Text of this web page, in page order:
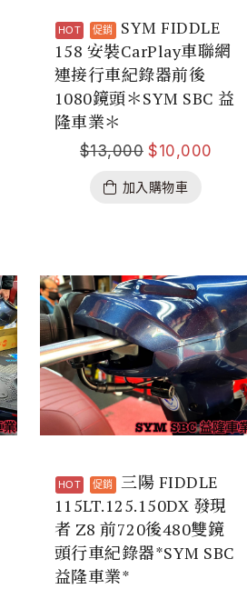
SYM FIDDLE
158 安裝CarPlay車聯網
連接行車紀錄器前後
1080鏡頭＊SYM SBC 益
隆車業＊
$13,000 $10,000
加入購物車
三陽 FIDDLE
115LT.125.150DX 發現
者 Z8 前720後480雙鏡
頭行車紀錄器*SYM SBC
益隆車業*